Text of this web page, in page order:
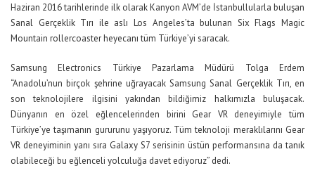
Haziran 2016 tarihlerinde ilk olarak Kanyon AVM’de İstanbullularla buluşan
Sanal Gerçeklik Tırı ile aslı Los Angeles’ta bulunan Six Flags Magic
Mountain rollercoaster heyecanı tüm Türkiye’yi saracak.
Samsung Electronics Türkiye Pazarlama Müdürü Tolga Erdem
“Anadolu’nun birçok şehrine uğrayacak Samsung Sanal Gerçeklik Tırı, en
son teknolojilere ilgisini yakından bildiğimiz halkımızla buluşacak.
Dünyanın en özel eğlencelerinden birini Gear VR deneyimiyle tüm
Türkiye’ye taşımanın gururunu yaşıyoruz. Tüm teknoloji meraklılarını Gear
VR deneyiminin yanı sıra Galaxy S7 serisinin üstün performansına da tanık
olabileceği bu eğlenceli yolculuğa davet ediyoruz” dedi.